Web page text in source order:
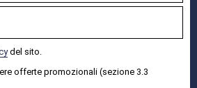
del sito.
offerte promozionali (sezione 3.3